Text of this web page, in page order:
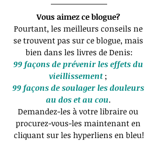
Vous aimez ce blogue?​​
Pourtant, les meilleurs conseils ne
se trouvent pas sur ce blogue, mais
bien dans les livres de Denis:
99 façons de prévenir les effets du
vieillissement ;
99 façons de soulager les douleurs
au dos et au cou.
Demandez-les à votre libraire ou
procurez-vous-les maintenant en
cliquant sur les hyperliens en bleu!